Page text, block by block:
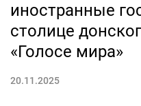
иностранные
столице
«Голосе мира»
20.11.2025